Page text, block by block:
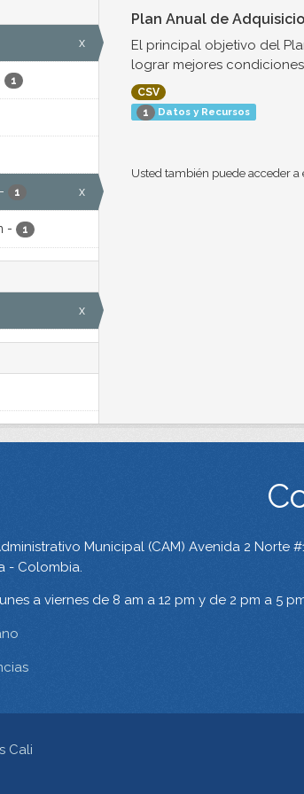
x
1
- 1 x
- 1
x
Plan Anual de
El principal objetivo del
lograr mejores
CSV
1
Datos y Recursos
Usted también puede acceder
Municipal (CAM) Avenida 2 Norte
- Colombia.
a viernes de 8 am a 12 pm y de 2 pm a 5
Cali